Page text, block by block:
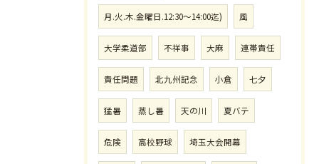
月.火.木.金曜日.12:30〜14:00迄) 風
大学柔道部 不祥事 大麻 連帯責任
責任問題 北九州記念 小倉 七夕
猛暑 蒸し暑 天の川 夏バテ
危険 高校野球 埼玉大会開幕